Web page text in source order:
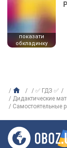
показати
обкладинку
✅ ГДЗ ✅
Дидактические
Самостоятельные